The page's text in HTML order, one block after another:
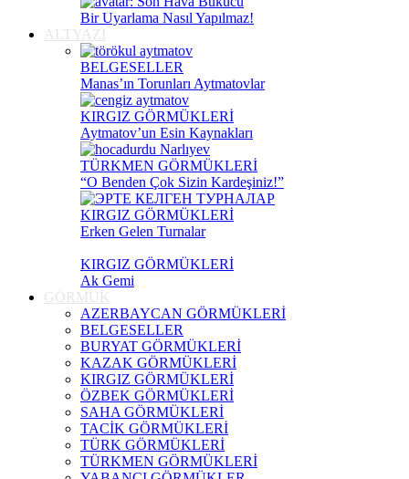
Bir Uyarlama Nasıl Yapılmaz!
ALTYAZI
BELGESELLER
Manas’ın Torunları Aytmatovlar
KIRGIZ GÖRMÜKLERİ
Aytmatov’un Esin Kaynakları
TÜRKMEN GÖRMÜKLERİ
“O Benden Çok Sizin Kardeşiniz!”
KIRGIZ GÖRMÜKLERİ
Erken Gelen Turnalar
KIRGIZ GÖRMÜKLERİ
Ak Gemi
GÖRMÜK
AZERBAYCAN GÖRMÜKLERİ
BELGESELLER
BURYAT GÖRMÜKLERİ
KAZAK GÖRMÜKLERİ
KIRGIZ GÖRMÜKLERİ
ÖZBEK GÖRMÜKLERİ
SAHA GÖRMÜKLERİ
TACİK GÖRMÜKLERİ
TÜRK GÖRMÜKLERİ
TÜRKMEN GÖRMÜKLERİ